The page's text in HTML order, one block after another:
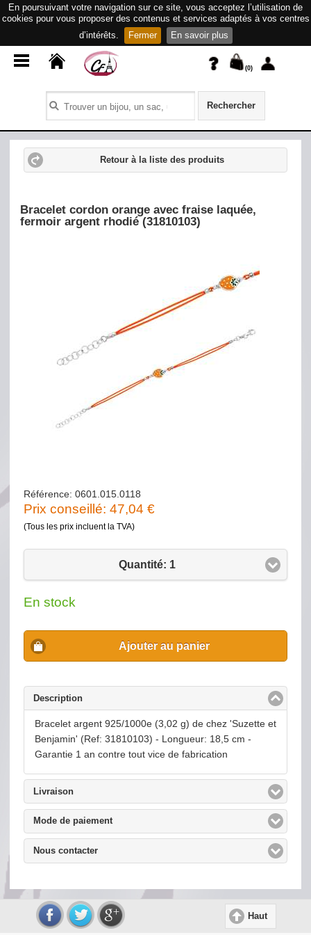
En poursuivant votre navigation sur ce site, vous acceptez l’utilisation de
cookies pour vous proposer des contenus et services adaptés à vos centres
d’intérêts.
Fermer En savoir plus
(0)
Rechercher
Retour à la liste des produits
Bracelet cordon orange avec fraise laquée,
fermoir argent rhodié (31810103)
Référence: 0601.015.0118
Prix conseillé:47,04 €
(Tous les prix incluent la TVA)
Quantité: 1
En stock
Ajouter au panier
Descriptionclick to collapse contents
Bracelet argent 925/1000e (3,02 g) de chez 'Suzette et
Benjamin' (Ref: 31810103) - Longueur: 18,5 cm -
Garantie 1 an contre tout vice de fabrication
Livraisonclick to expand contents
Mode de paiementclick to expand contents
Nous contacterclick to expand contents
Haut